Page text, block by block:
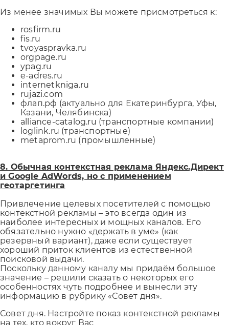
Из менее значимых Вы можете присмотреться к:
rosfirm.ru
fis.ru
tvoyaspravka.ru
orgpage.ru
ypag.ru
e-adres.ru
internetkniga.ru
rujazi.com
флап.рф (актуально для Екатеринбурга, Уфы,
Казани, Челябинска)
alliance-catalog.ru (транспортные компании)
loglink.ru (транспортные)
metaprom.ru (промышленные)
8. Обычная контекстная реклама Яндекс.Директ
и Google AdWords, но с применением
геотаргетинга
Привлечение целевых посетителей с помощью
контекстной рекламы – это всегда один из
наиболее интересных и мощных каналов. Его
обязательно нужно «держать в уме» (как
резервный вариант), даже если существует
хороший приток клиентов из естественной
поисковой выдачи.
Поскольку данному каналу мы придаём большое
значение – решили сказать о некоторых его
особенностях чуть подробнее и вынесли эту
информацию в рубрику «Совет дня».
Совет дня. Настройте показ контекстной рекламы
на тех, кто вокруг Вас